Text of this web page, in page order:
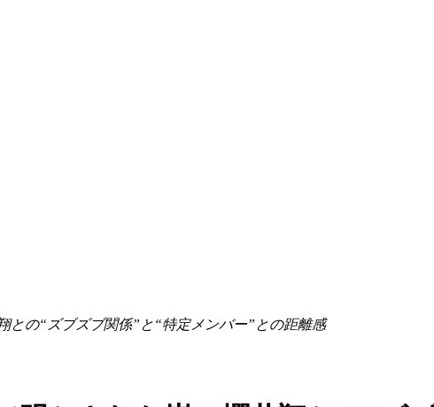
の“ズブズブ関係”と“特定メンバー”との距離感